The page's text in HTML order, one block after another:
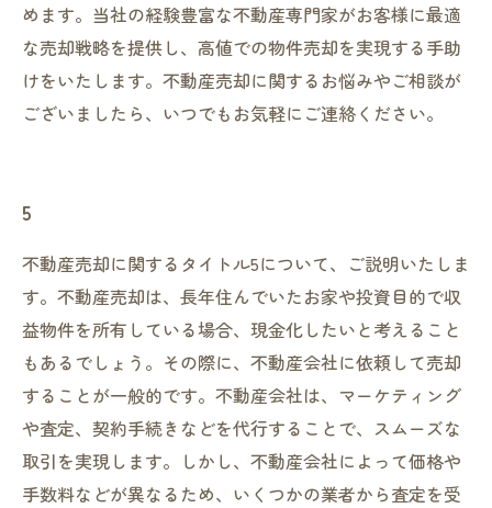
めます。当社の経験豊富な不動産専門家がお客様に最適
な売却戦略を提供し、高値での物件売却を実現する手助
けをいたします。不動産売却に関するお悩みやご相談が
ございましたら、いつでもお気軽にご連絡ください。
5
不動産売却に関するタイトル5について、ご説明いたしま
す。不動産売却は、長年住んでいたお家や投資目的で収
益物件を所有している場合、現金化したいと考えること
もあるでしょう。その際に、不動産会社に依頼して売却
することが一般的です。不動産会社は、マーケティング
や査定、契約手続きなどを代行することで、スムーズな
取引を実現します。しかし、不動産会社によって価格や
手数料などが異なるため、いくつかの業者から査定を受